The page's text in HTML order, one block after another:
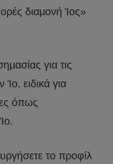
διαμονή Ίος»
για τις
Ίο, ειδικά για
όπως
το προφίλ